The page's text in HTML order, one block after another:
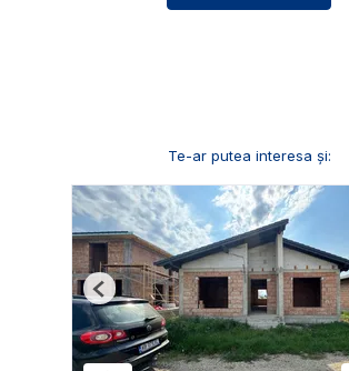
Te-ar putea interesa și:
Previous